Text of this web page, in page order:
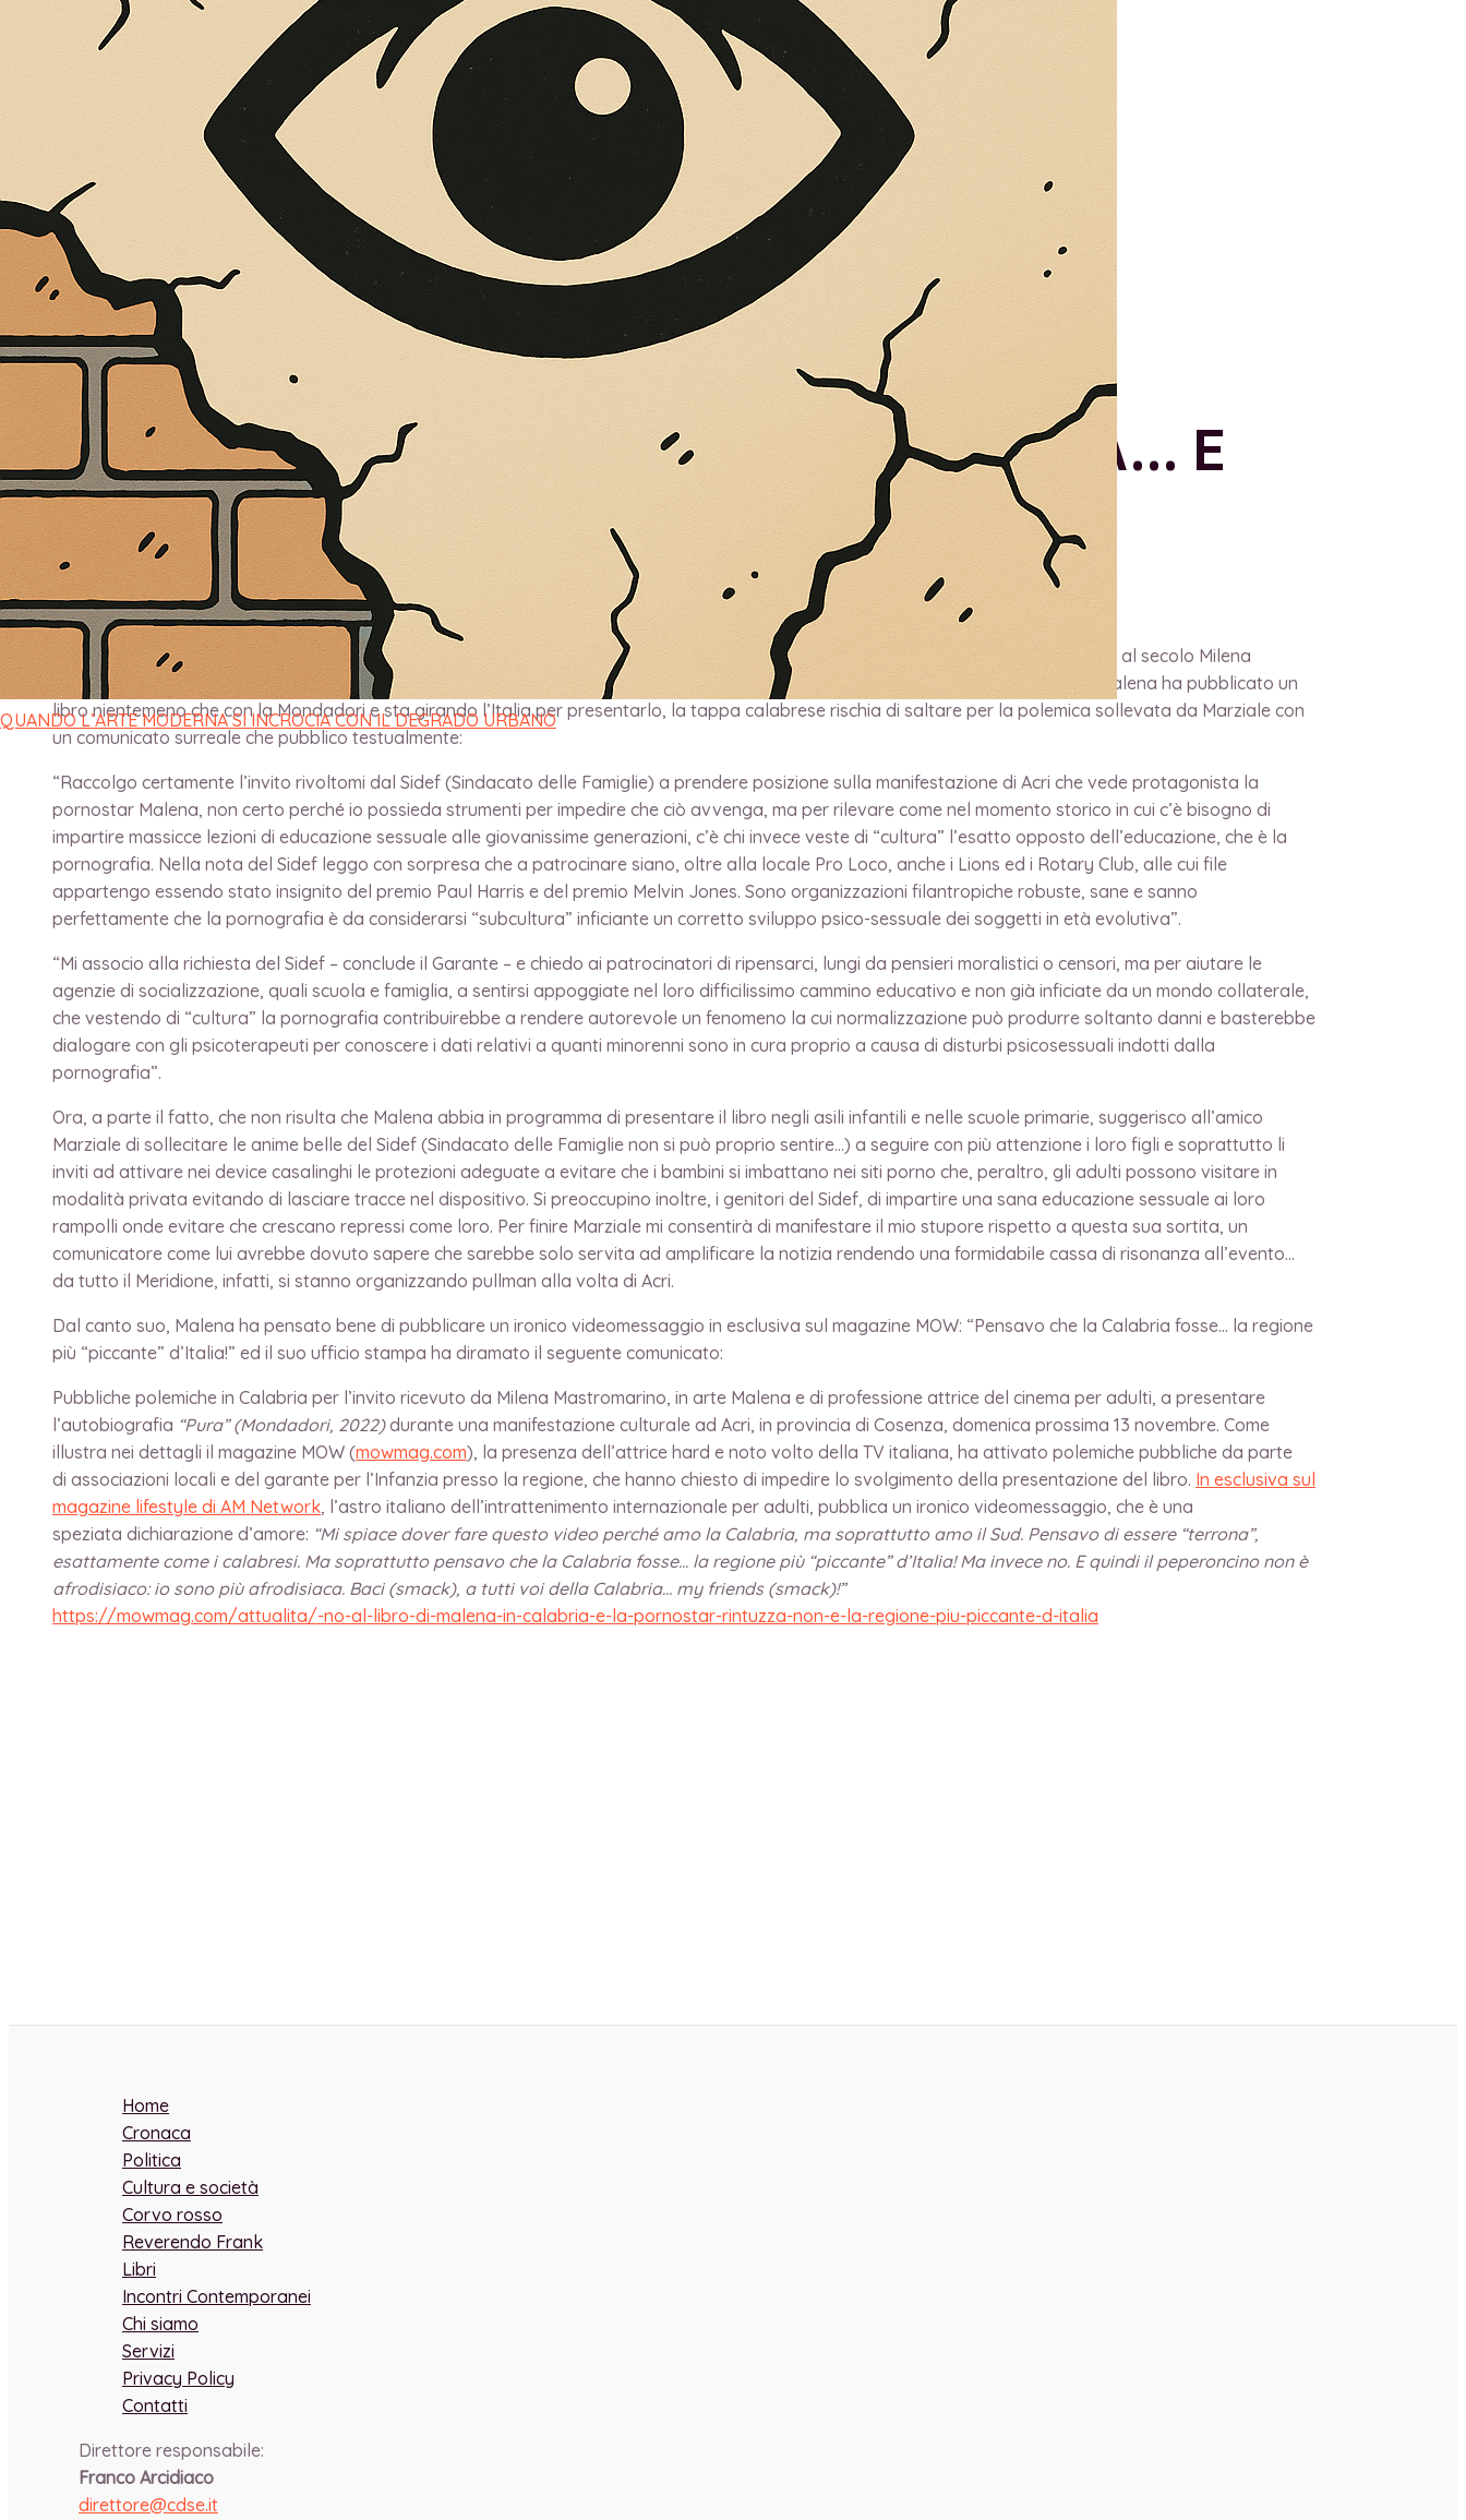
QUANDO L’ARTE MODERNA SI INCROCIA CON IL DEGRADO URBANO
È MORTO MELO FRENI, VIVONO LE OPERE SUE
Antonio Marino 4 Agosto 2026
Cultura e Società
A casa Freni, a pochi passi dal lungomare di Terme Vigliatore, sulle pareti giaccio istantanee,...
CONTINUA A LEGGERE
Condividi:
TUTTI VOGLIONO MALENA IN CALABRIA… E
MARZIALE RESTÒ SOLO
didirettore/5 Novembre 2022
Antonio Marziale è un valente sociologo, attuale Garante per i diritti dell’infanzia e dell’adolescenza della Regione Calabria; Malena, al secolo Milena
Mastromarino, è una acclamata pornostar di origini pugliesi che infatti, ad inizio carriera, si faceva chiamare “Malena la pugliese”. Malena ha pubblicato un
libro nientemeno che con la Mondadori e sta girando l’Italia per presentarlo, la tappa calabrese rischia di saltare per la polemica sollevata da Marziale con
un comunicato surreale che pubblico testualmente:
“Raccolgo certamente l’invito rivoltomi dal Sidef (Sindacato delle Famiglie) a prendere posizione sulla manifestazione di Acri che vede protagonista la
pornostar Malena, non certo perché io possieda strumenti per impedire che ciò avvenga, ma per rilevare come nel momento storico in cui c’è bisogno di
impartire massicce lezioni di educazione sessuale alle giovanissime generazioni, c’è chi invece veste di “cultura” l’esatto opposto dell’educazione, che è la
pornografia. Nella nota del Sidef leggo con sorpresa che a patrocinare siano, oltre alla locale Pro Loco, anche i Lions ed i Rotary Club, alle cui file
appartengo essendo stato insignito del premio Paul Harris e del premio Melvin Jones. Sono organizzazioni filantropiche robuste, sane e sanno
perfettamente che la pornografia è da considerarsi “subcultura” inficiante un corretto sviluppo psico-sessuale dei soggetti in età evolutiva”.
“Mi associo alla richiesta del Sidef – conclude il Garante – e chiedo ai patrocinatori di ripensarci, lungi da pensieri moralistici o censori, ma per aiutare le
agenzie di socializzazione, quali scuola e famiglia, a sentirsi appoggiate nel loro difficilissimo cammino educativo e non già inficiate da un mondo collaterale,
che vestendo di “cultura” la pornografia contribuirebbe a rendere autorevole un fenomeno la cui normalizzazione può produrre soltanto danni e basterebbe
dialogare con gli psicoterapeuti per conoscere i dati relativi a quanti minorenni sono in cura proprio a causa di disturbi psicosessuali indotti dalla
pornografia”.
Ora, a parte il fatto, che non risulta che Malena abbia in programma di presentare il libro negli asili infantili e nelle scuole primarie, suggerisco all’amico
Marziale di sollecitare le anime belle del Sidef (Sindacato delle Famiglie non si può proprio sentire…) a seguire con più attenzione i loro figli e soprattutto li
inviti ad attivare nei device casalinghi le protezioni adeguate a evitare che i bambini si imbattano nei siti porno che, peraltro, gli adulti possono visitare in
modalità privata evitando di lasciare tracce nel dispositivo. Si preoccupino inoltre, i genitori del Sidef, di impartire una sana educazione sessuale ai loro
rampolli onde evitare che crescano repressi come loro. Per finire Marziale mi consentirà di manifestare il mio stupore rispetto a questa sua sortita, un
comunicatore come lui avrebbe dovuto sapere che sarebbe solo servita ad amplificare la notizia rendendo una formidabile cassa di risonanza all’evento…
da tutto il Meridione, infatti, si stanno organizzando pullman alla volta di Acri.
Dal canto suo, Malena ha pensato bene di pubblicare un ironico videomessaggio in esclusiva sul magazine MOW: “Pensavo che la Calabria fosse… la regione
più “piccante” d’Italia!” ed il suo ufficio stampa ha diramato il seguente comunicato:
Pubbliche polemiche in Calabria per l’invito ricevuto da Milena Mastromarino, in arte Malena e di professione attrice del cinema per adulti, a presentare
l’autobiografia “Pura” (Mondadori, 2022)durante una manifestazione culturale ad Acri, in provincia di Cosenza, domenica prossima 13 novembre. Come
illustra nei dettagli il magazine MOW (mowmag.com), la presenza dell’attrice hard e noto volto della TV italiana, ha attivato polemiche pubbliche da parte
di associazioni locali e del garante per l’Infanzia presso la regione, che hanno chiesto di impedire lo svolgimento della presentazione del libro. In esclusiva sul
magazine lifestyle di AM Network, l’astro italiano dell’intrattenimento internazionale per adulti, pubblica un ironico videomessaggio, che è una
speziata dichiarazione d’amore: “Mi spiace dover fare questo video perché amo la Calabria, ma soprattutto amo il Sud. Pensavo di essere “terrona”,
esattamente come i calabresi. Ma soprattutto pensavo che la Calabria fosse… la regione più “piccante” d’Italia! Ma invece no. E quindi il peperoncino non è
afrodisiaco: io sono più afrodisiaca. Baci (smack), a tutti voi della Calabria… my friends (smack)!”
https://mowmag.com/attualita/-no-al-libro-di-malena-in-calabria-e-la-pornostar-rintuzza-non-e-la-regione-piu-piccante-d-italia
Home
Cronaca
Politica
Cultura e società
Corvo rosso
Reverendo Frank
Libri
Incontri Contemporanei
Chi siamo
Servizi
Privacy Policy
Contatti
Direttore responsabile:
Franco Arcidiaco
direttore@cdse.it